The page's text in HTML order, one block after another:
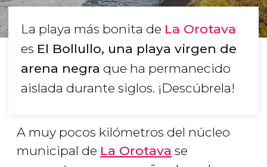
La playa más bonita de La Orotava
es El Bollullo, una playa virgen de
arena negra que ha permanecido
aislada durante siglos. ¡Descúbrela!
A muy pocos kilómetros del núcleo
municipal de La Orotava se